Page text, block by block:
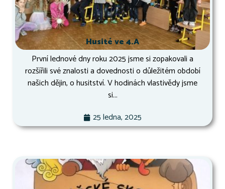
Husité ve 4.A
První lednové dny roku 2025 jsme si zopakovali a
rozšířili své znalosti a dovednosti o důležitém období
našich dějin, o husitství. V hodinách vlastivědy jsme
si...
25 ledna, 2025